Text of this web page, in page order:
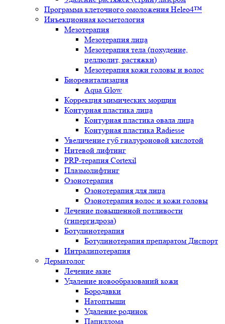
Программа клеточного омоложения Heleo4™
Инъекционная косметология
Мезотерапия
Мезотерапия лица
Мезотерапия тела (похудение,
целлюлит, растяжки)
Мезотерапия кожи головы и волос
Биоревитализация
Aqua Glow
Коррекция мимических морщин
Контурная пластика лица
Контурная пластика овала лица
Контурная пластика Radiesse
Увеличение губ гиалуроновой кислотой
Нитевой лифтинг
PRP-терапия Cortexil
Плазмолифтинг
Озонотерапия
Озонотерапия для лица
Озонотерапия волос и кожи головы
Лечение повышенной потливости
(гипергидроза)
Ботулинотерапия
Ботулинотерапия препаратом Диспорт
Интралипотерапия
Дерматолог
Лечение акне
Удаление новообразований кожи
Бородавки
Натоптыши
Удаление родинок
Папиллома